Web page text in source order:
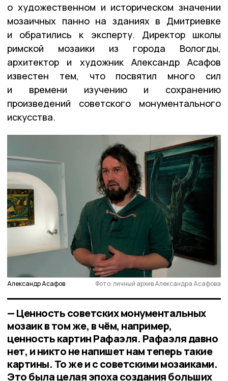
о художественном и историческом значении
мозаичных панно на зданиях в Дмитриевке
и обратились к эксперту. Директор школы
римской мозаики из города Вологды,
архитектор и художник Александр Асафов
известен тем, что посвятил много сил
и времени изучению и сохранению
произведений советского монументального
искусства.
Александр Асафов Фото: личный архив Александра Асафова
— Ценность советских монументальных
мозаик в том же, в чём, например,
ценность картин Рафаэля. Рафаэля давно
нет, и никто не напишет нам теперь такие
картины. То же и с советскими мозаиками.
Это была целая эпоха создания больших